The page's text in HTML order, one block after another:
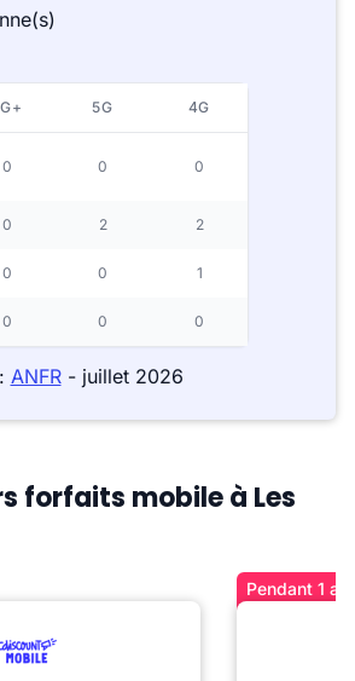
5G 4G
0 0 0
0 2 2
0 0 1
0 0 0
ANFR- juillet 2026
forfaits mobile à Les
Pendant 1